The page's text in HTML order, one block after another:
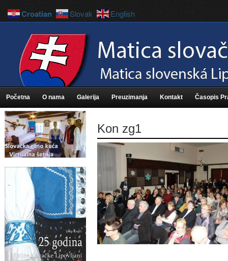
Početna O nama Galerija Preuzimanja Kontakt Časopis
Kon zg1
Croatian Slovak English